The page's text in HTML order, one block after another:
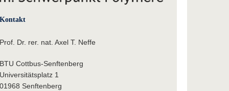
Kontakt
Prof. Dr. rer. nat. Axel T. Neffe
BTU Cottbus-Senftenberg
Universitätsplatz 1
01968 Senftenberg